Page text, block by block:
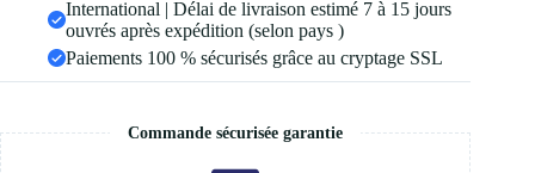
International | Délai de livraison estimé 7 à 15 jours
ouvrés après expédition (selon pays )
Paiements 100 % sécurisés grâce au cryptage SSL
Commande sécurisée garantie